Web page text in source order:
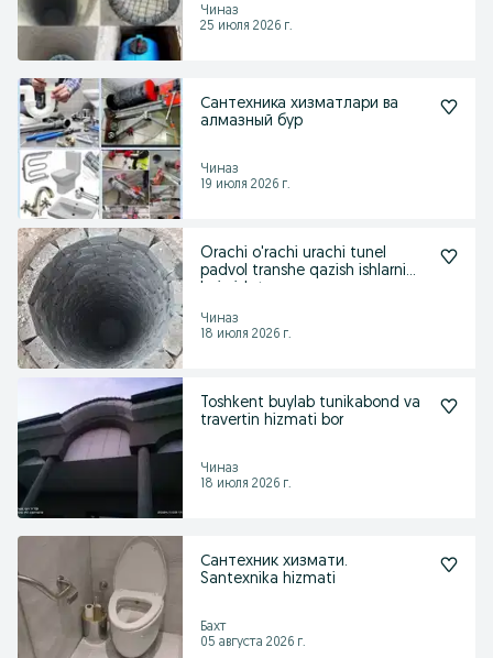
Чиназ
25 июля 2026 г.
Сантехника хизматлари ва
алмазный бур
Чиназ
19 июля 2026 г.
Orachi o'rachi urachi tunel
padvol transhe qazish ishlarni
Чиназ
18 июля 2026 г.
Toshkent buylab tunikabond va
travertin hizmati bor
Чиназ
18 июля 2026 г.
Сантехник хизмати.
Santexnika hizmati
Бахт
05 августа 2026 г.